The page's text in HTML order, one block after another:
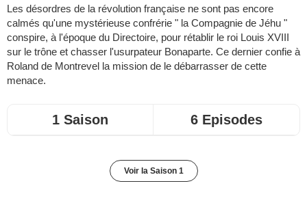
Les désordres de la révolution française ne sont pas encore
calmés qu'une mystérieuse confrérie " la Compagnie de Jéhu "
conspire, à l'époque du Directoire, pour rétablir le roi Louis XVIII
sur le trône et chasser l'usurpateur Bonaparte. Ce dernier confie à
Roland de Montrevel la mission de le débarrasser de cette
menace.
1 Saison 6 Episodes
Voir la Saison 1